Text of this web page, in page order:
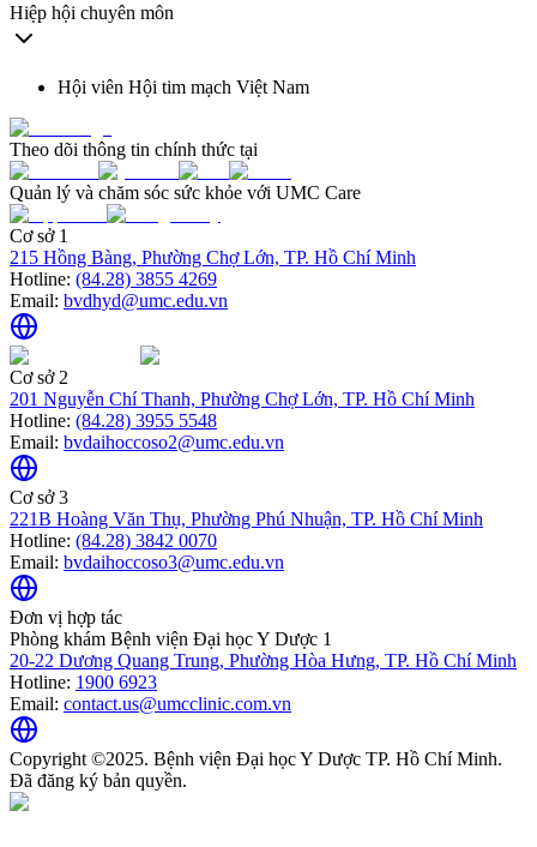
Hiệp hội chuyên môn
Hội viên Hội tim mạch Việt Nam
Theo dõi thông tin chính thức tại
Quản lý và chăm sóc sức khỏe với UMC Care
Cơ sở 1
215 Hồng Bàng, Phường Chợ Lớn, TP. Hồ Chí Minh
Hotline: (84.28) 3855 4269
Email: bvdhyd@umc.edu.vn
Cơ sở 2
201 Nguyễn Chí Thanh, Phường Chợ Lớn, TP. Hồ Chí Minh
Hotline: (84.28) 3955 5548
Email: bvdaihoccoso2@umc.edu.vn
Cơ sở 3
221B Hoàng Văn Thụ, Phường Phú Nhuận, TP. Hồ Chí Minh
Hotline: (84.28) 3842 0070
Email: bvdaihoccoso3@umc.edu.vn
Đơn vị hợp tác
Phòng khám Bệnh viện Đại học Y Dược 1
20-22 Dương Quang Trung, Phường Hòa Hưng, TP. Hồ Chí Minh
Hotline: 1900 6923
Email: contact.us@umcclinic.com.vn
Copyright ©2025. Bệnh viện Đại học Y Dược TP. Hồ Chí Minh.
Đã đăng ký bản quyền.